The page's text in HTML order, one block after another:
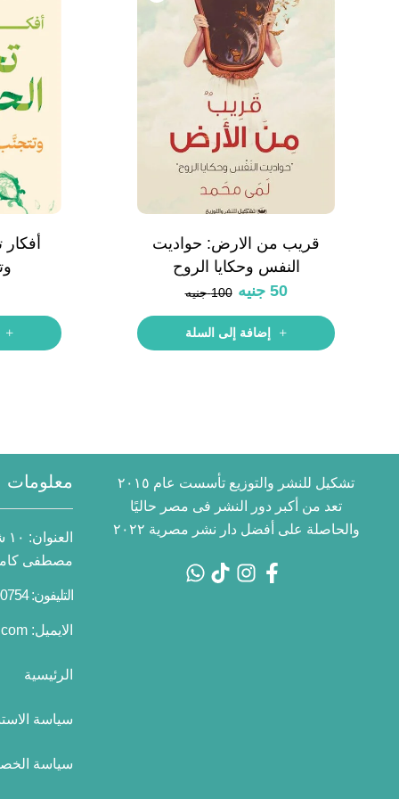
قريب من الارض: حواديت
النفس وحكايا الروح
100 جنيه 50 جنيه
إضافة إلى السلة
تشكيل للنشر والتوزيع تأسست عام ٢٠١٥
تعد من أكبر دور النشر فى مصر حاليًا
والحاصلة على أفضل دار نشر مصرية ٢٠٢٢
معلومات
العنوان:
مصطفى
التليفون: 01055700754 2+
الايميل:
الرئيسية
سياسة
سياسة